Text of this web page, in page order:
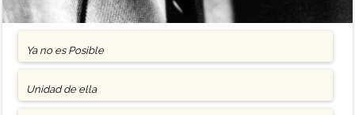
Ya no es Posible
Unidad de ella